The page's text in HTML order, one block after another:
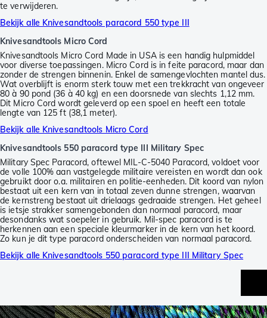
te verwijderen.
Bekijk alle Knivesandtools paracord 550 type III
Knivesandtools Micro Cord
Knivesandtools Micro Cord Made in USA is een handig hulpmiddel
voor diverse toepassingen. Micro Cord is in feite paracord, maar dan
zonder de strengen binnenin. Enkel de samengevlochten mantel dus.
Wat overblijft is enorm sterk touw met een trekkracht van ongeveer
80 à 90 pond (36 à 40 kg) en een doorsnede van slechts 1,12 mm.
Dit Micro Cord wordt geleverd op een spoel en heeft een totale
lengte van 125 ft (38,1 meter).
Bekijk alle Knivesandtools Micro Cord
Knivesandtools 550 paracord type III Military Spec
Military Spec Paracord, oftewel MIL-C-5040 Paracord, voldoet voor
de volle 100% aan vastgelegde militaire vereisten en wordt dan ook
gebruikt door o.a. militairen en politie-eenheden. Dit koord van nylon
bestaat uit een kern van in totaal zeven dunne strengen, waarvan
de kernstreng bestaat uit drielaags gedraaide strengen. Het geheel
is ietsje strakker samengebonden dan normaal paracord, maar
desondanks wat soepeler in gebruik. Mil-spec paracord is te
herkennen aan een speciale kleurmarker in de kern van het koord.
Zo kun je dit type paracord onderscheiden van normaal paracord.
Bekijk alle Knivesandtools 550 paracord type III Military Spec